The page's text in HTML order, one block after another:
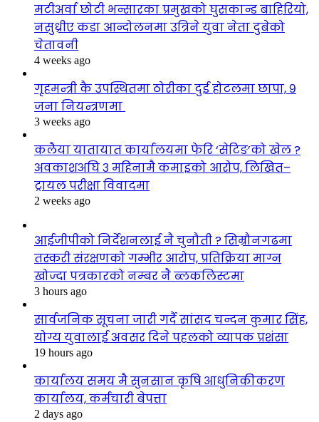
मटीअर्वा छोटी भन्सारका प्रमुखको घुसकान्ड बाहिरियो,
नसुध्रीए कडा आन्दोलनमा उत्रिने युवा नेता दुबेको
चेतावनी
4 weeks ago
गृहमन्त्री कै उपस्थितमा ठोरीका दुई होटलमा छापा, ९
जना नियन्त्रणमा
3 weeks ago
कलैया यातायात कार्यालयमा फेरि ‘सेटिङ’को खेल ?
अवकाशअघि ३ महिनामै कमाइको आरोप, लिखित–
ट्रायल परीक्षा विवादमा
2 weeks ago
आईजीपीको निर्देशनलाई नै चुनौती ? सिम्रौनगढमा
तस्करी संरक्षणको गम्भीर आरोप, प्रतिक्रिया माग्न
खोज्दा पत्रकारको नम्बर नै ब्लकलिस्टमा
3 hours ago
सार्वजनिक सूचना जारी गर्दै सांसद चन्दन कुमार सिंह,
योग्य युवालाई अवसर दिने पहलको व्यापक प्रशंसा
19 hours ago
कार्यालय समय मै सुनसान कृषि आधुनिकीकरण
कार्यालय, कर्मचारी बेपत्ता
2 days ago